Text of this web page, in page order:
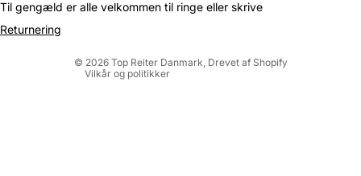
Til gengæld er alle velkommen til ringe eller skrive
Returnering
© 2026 Top Reiter Danmark , Drevet af Shopify
Vilkår og politikker